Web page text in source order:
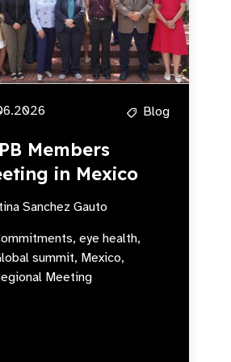
Blog
Members
in Mexico
Sanchez Gauto
eye health,
summit, Mexico,
Meeting